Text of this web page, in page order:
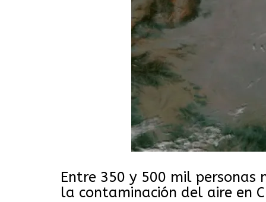
Entre 350 y 500 mil
la contaminación del aire en